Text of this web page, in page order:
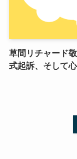
草間リチャード
式起訴、そして